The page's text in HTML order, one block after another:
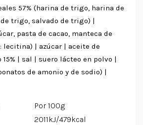
57% (harina de trigo, harina de
trigo, salvado de trigo) |
pasta de cacao, manteca de
lecitina) | azúcar | aceite de
| sal | suero lácteo en polvo |
de amonio y de sodio) |
Por 100g
2011kJ/479kcal